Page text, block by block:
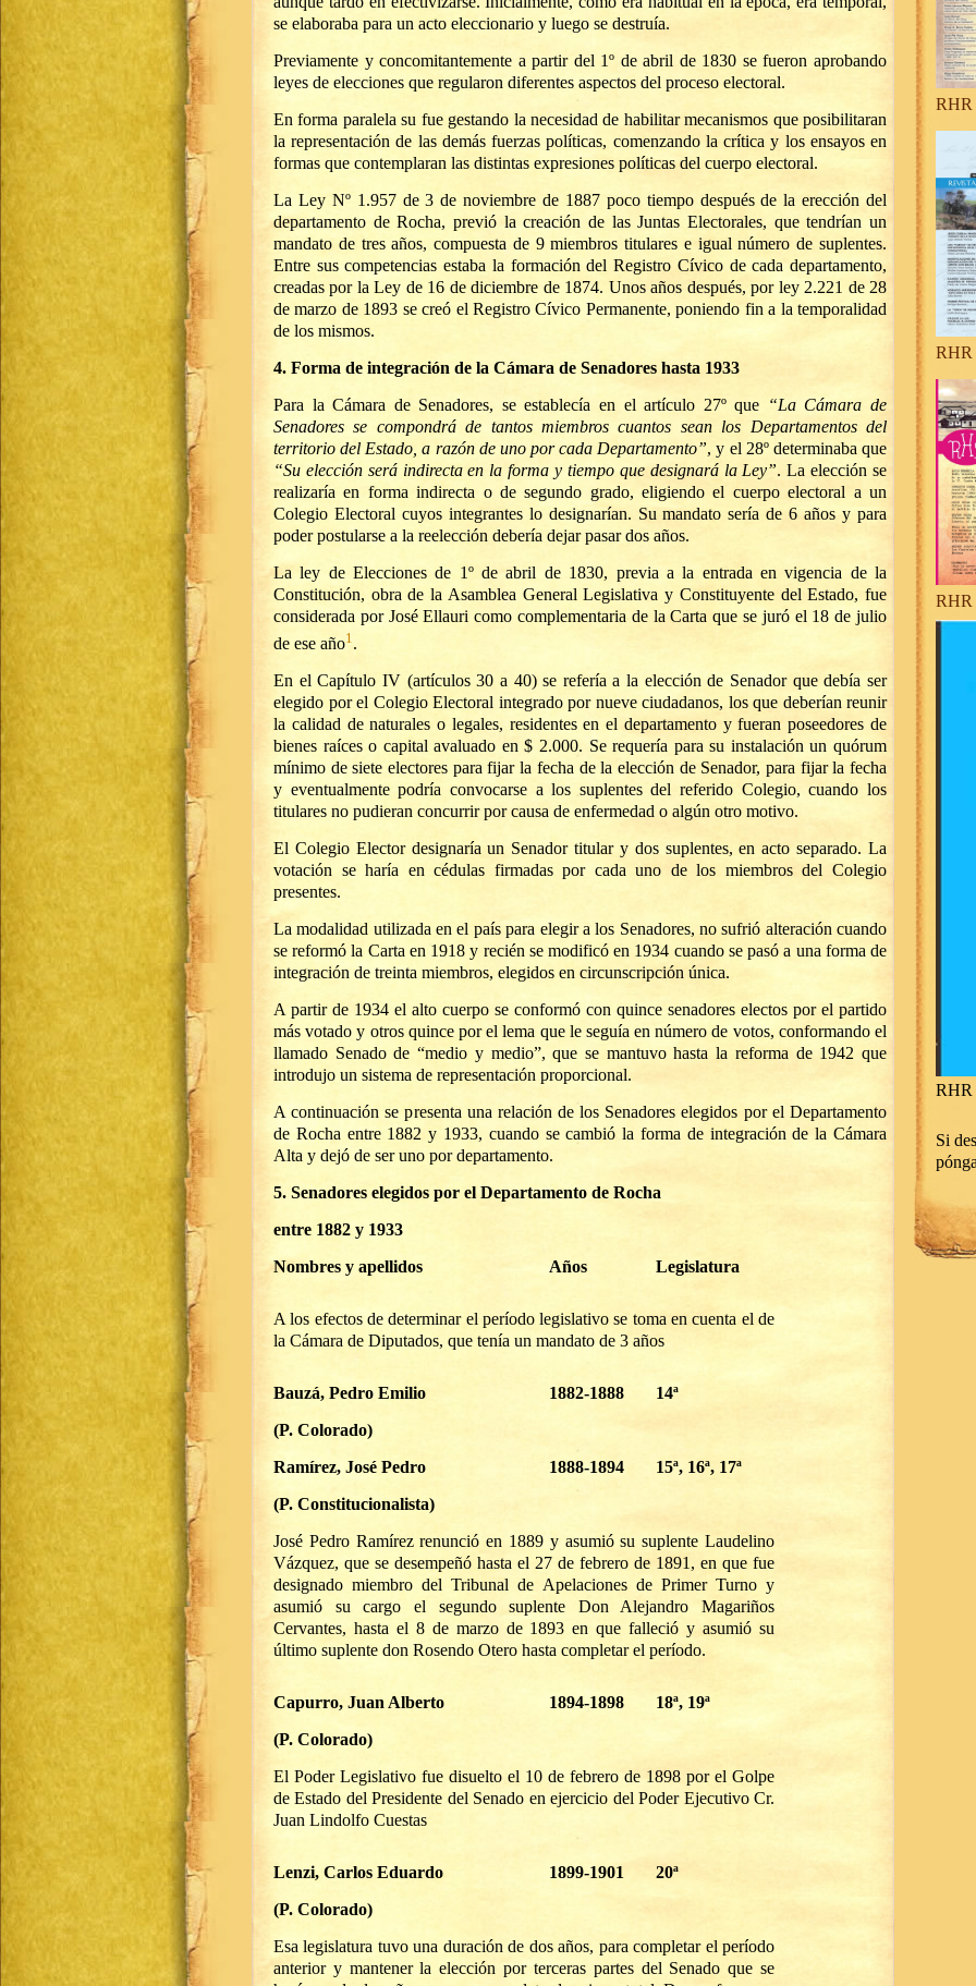
se elaboraba para un acto eleccionario y luego se destruía.
Previamente y concomitantemente a partir del 1º de abril de 1830 se fueron aprobando
leyes de elecciones que regularon diferentes aspectos del proceso electoral.
En forma paralela su fue gestando la necesidad de habilitar mecanismos que posibilitaran
la representación de las demás fuerzas políticas, comenzando la crítica y los ensayos en
formas que contemplaran las distintas expresiones políticas del cuerpo electoral.
La Ley Nº 1.957 de 3 de noviembre de 1887 poco tiempo después de la erección del
departamento de Rocha, previó la creación de las Juntas Electorales, que tendrían un
mandato de tres años, compuesta de 9 miembros titulares e igual número de suplentes.
Entre sus competencias estaba la formación del Registro Cívico de cada departamento,
creadas por la Ley de 16 de diciembre de 1874. Unos años después, por ley 2.221 de 28
de marzo de 1893 se creó el Registro Cívico Permanente, poniendo fin a la temporalidad
de los mismos.
4. Forma de integración de la Cámara de Senadores hasta 1933
Para la Cámara de Senadores, se establecía en el artículo 27º que “La Cámara de
Senadores se compondrá de tantos miembros cuantos sean los Departamentos del
territorio del Estado, a razón de uno por cada Departamento”, y el 28º determinaba que
“Su elección será indirecta en la forma y tiempo que designará la Ley”. La elección se
realizaría en forma indirecta o de segundo grado, eligiendo el cuerpo electoral a un
Colegio Electoral cuyos integrantes lo designarían. Su mandato sería de 6 años y para
poder postularse a la reelección debería dejar pasar dos años.
La ley de Elecciones de 1º de abril de 1830, previa a la entrada en vigencia de la
Constitución, obra de la Asamblea General Legislativa y Constituyente del Estado, fue
considerada por José Ellauri como complementaria de la Carta que se juró el 18 de julio
de ese año1.
En el Capítulo IV (artículos 30 a 40) se refería a la elección de Senador que debía ser
elegido por el Colegio Electoral integrado por nueve ciudadanos, los que deberían reunir
la calidad de naturales o legales, residentes en el departamento y fueran poseedores de
bienes raíces o capital avaluado en $ 2.000. Se requería para su instalación un quórum
mínimo de siete electores para fijar la fecha de la elección de Senador, para fijar la fecha
y eventualmente podría convocarse a los suplentes del referido Colegio, cuando los
titulares no pudieran concurrir por causa de enfermedad o algún otro motivo.
El Colegio Elector designaría un Senador titular y dos suplentes, en acto separado. La
votación se haría en cédulas firmadas por cada uno de los miembros del Colegio
presentes.
La modalidad utilizada en el país para elegir a los Senadores, no sufrió alteración cuando
se reformó la Carta en 1918 y recién se modificó en 1934 cuando se pasó a una forma de
integración de treinta miembros, elegidos en circunscripción única.
A partir de 1934 el alto cuerpo se conformó con quince senadores electos por el partido
más votado y otros quince por el lema que le seguía en número de votos, conformando el
llamado Senado de “medio y medio”, que se mantuvo hasta la reforma de 1942 que
introdujo un sistema de representación proporcional.
A continuación se presenta una relación de los Senadores elegidos por el Departamento
de Rocha entre 1882 y 1933, cuando se cambió la forma de integración de la Cámara
Alta y dejó de ser uno por departamento.
5. Senadores elegidos por el Departamento de Rocha
entre 1882 y 1933
Nombres y apellidos
Años Legislatura
A los efectos de determinar el período legislativo se toma en cuenta el de
la Cámara de Diputados, que tenía un mandato de 3 años
Bauzá, Pedro Emilio
(P. Colorado)
1882-1888 14ª
Ramírez, José Pedro
(P. Constitucionalista)
1888-1894 15ª, 16ª, 17ª
José Pedro Ramírez renunció en 1889 y asumió su suplente Laudelino
Vázquez, que se desempeñó hasta el 27 de febrero de 1891, en que fue
designado miembro del Tribunal de Apelaciones de Primer Turno y
asumió su cargo el segundo suplente Don Alejandro Magariños
Cervantes, hasta el 8 de marzo de 1893 en que falleció y asumió su
último suplente don Rosendo Otero hasta completar el período.
Capurro, Juan Alberto
(P. Colorado)
1894-1898 18ª, 19ª
El Poder Legislativo fue disuelto el 10 de febrero de 1898 por el Golpe
de Estado del Presidente del Senado en ejercicio del Poder Ejecutivo Cr.
Juan Lindolfo Cuestas
Lenzi, Carlos Eduardo
(P. Colorado)
1899-1901 20ª
Esa legislatura tuvo una duración de dos años, para completar el período
anterior y mantener la elección por terceras partes del Senado que se
RHR
RHR
RHR
RHR
Si